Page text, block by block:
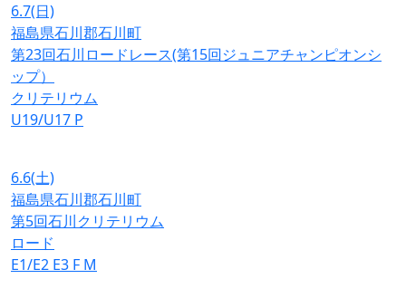
6.7(日)
福島県石川郡石川町
第23回石川ロードレース(第15回ジュニアチャンピオンシ
ップ）
クリテリウム
U19/U17 P
6.6(土)
福島県石川郡石川町
第5回石川クリテリウム
ロード
E1/E2 E3 F M